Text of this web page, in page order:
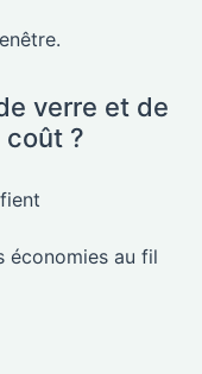
verre et de
?
économies au fil